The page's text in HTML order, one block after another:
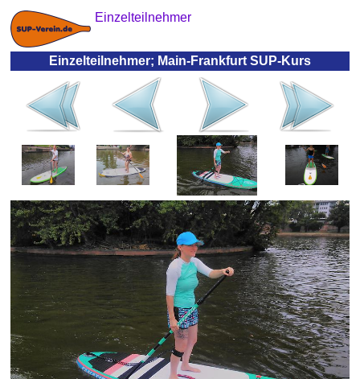
Einzelteilnehmer
Einzelteilnehmer; Main-Frankfurt SUP-Kurs